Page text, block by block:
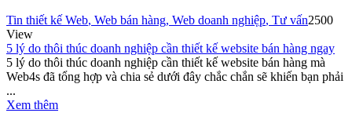
Tin thiết kế Web, Web bán hàng, Web doanh nghiệp, Tư vấn2500
View
5 lý do thôi thúc doanh nghiệp cần thiết kế website bán hàng ngay
5 lý do thôi thúc doanh nghiệp cần thiết kế website bán hàng mà
Web4s đã tổng hợp và chia sẻ dưới đây chắc chắn sẽ khiến bạn phải
...
Xem thêm